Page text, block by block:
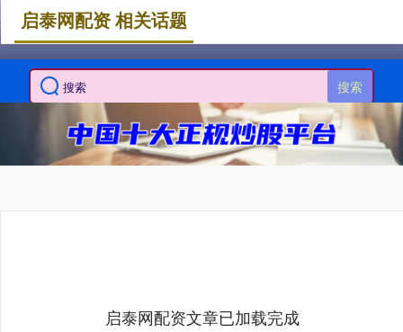
搜索
启泰网配资 相关话题
启泰网配资文章已加载完成